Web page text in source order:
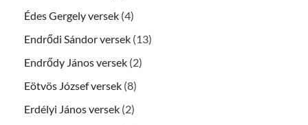
Édes Gergely versek (4)
Endrődi Sándor versek (13)
Endrődy János versek (2)
Eötvös József versek (8)
Erdélyi János versek (2)